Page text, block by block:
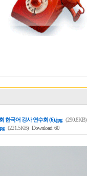
한국어 강사 연수회 (6).jpg (290.8KB)
(221.5KB) Download: 60